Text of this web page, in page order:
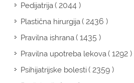
Pedijatrija( 2044 )
Plastična hirurgija( 2436 )
Pravilna ishrana( 1435 )
Pravilna upotreba lekova( 1292 )
Psihijatrijske bolesti( 2359 )